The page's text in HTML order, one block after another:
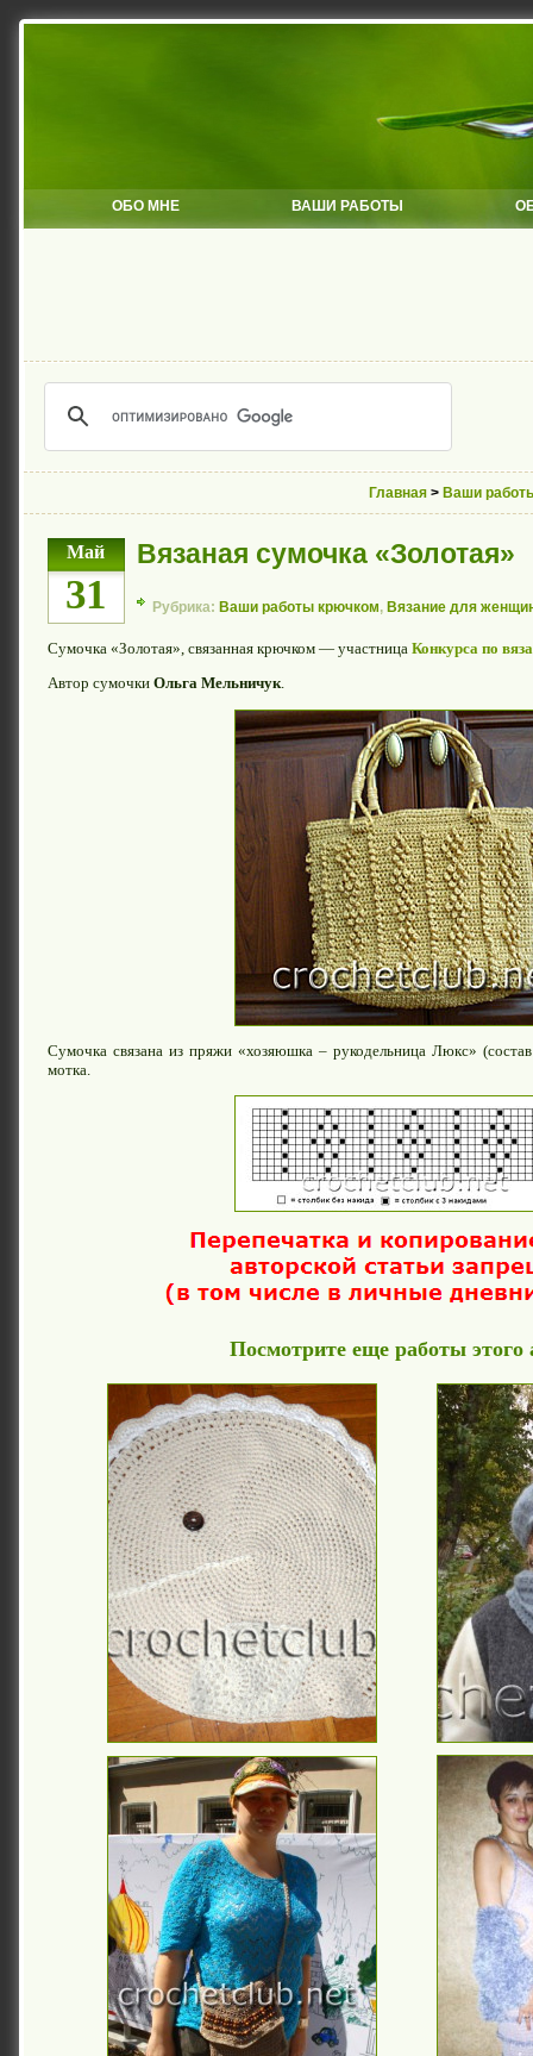
ОБО МНЕ ВАШИ РАБОТЫ
Главная > Ваши
Май
31
Вязаная сумочка «Золотая»
Рубрика: Ваши работы крючком, Вязание для
Сумочка «Золотая», связанная крючком — участница Конкурса по
Автор сумочки Ольга Мельничук.
Сумочка связана из пряжи «хозяюшка – рукодельница Люкс»
мотка.
Посмотрите еще работы этого